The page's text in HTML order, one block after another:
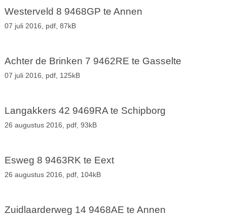
Westerveld 8 9468GP te Annen
07 juli 2016, pdf, 87kB
Achter de Brinken 7 9462RE te Gasselte
07 juli 2016, pdf, 125kB
Langakkers 42 9469RA te Schipborg
26 augustus 2016, pdf, 93kB
Esweg 8 9463RK te Eext
26 augustus 2016, pdf, 104kB
Zuidlaarderweg 14 9468AE te Annen